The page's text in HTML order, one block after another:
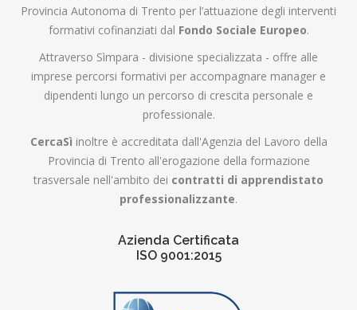
Provincia Autonoma di Trento per l’attuazione degli interventi
formativi cofinanziati dal Fondo Sociale Europeo.
Attraverso Sìmpara - divisione specializzata - offre alle
imprese percorsi formativi per accompagnare manager e
dipendenti lungo un percorso di crescita personale e
professionale.
CercaSì inoltre è accreditata dall'Agenzia del Lavoro della
Provincia di Trento all'erogazione della formazione
trasversale nell'ambito dei contratti di apprendistato
professionalizzante.
Azienda Certificata
ISO 9001:2015